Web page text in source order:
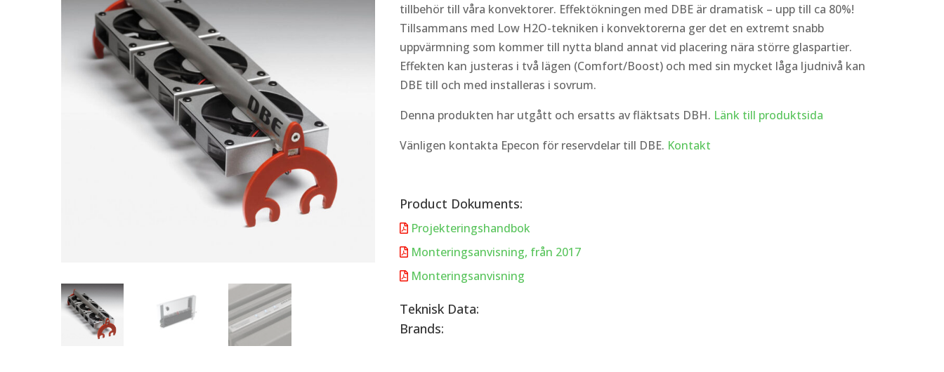
tillbehör till våra konvektorer. Effektökningen med DBE är dramatisk – upp till ca 80%!
Tillsammans med Low H2O-tekniken i konvektorerna ger det en extremt snabb
uppvärmning som kommer till nytta bland annat vid placering nära större glaspartier.
Effekten kan justeras i två lägen (Comfort/Boost) och med sin mycket låga ljudnivå kan
DBE till och med installeras i sovrum.
Denna produkten har utgått och ersatts av fläktsats DBH. Länk till produktsida
Vänligen kontakta Epecon för reservdelar till DBE. Kontakt
Product Dokuments:
 Projekteringshandbok
 Monteringsanvisning, från 2017
 Monteringsanvisning
Teknisk Data:
Brands: